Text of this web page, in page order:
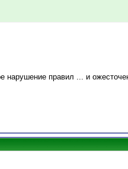
правил ... и